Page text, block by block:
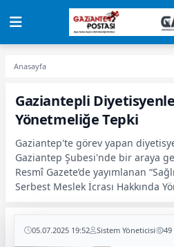
Anasayfa
Gaziantepli
Yönetmeliğe Tepki
Gaziantep'te görev yapan
Gaziantep Şubesi'nde bir araya
Resmî Gazete’de yayımlanan
Serbest Meslek İcrası Hakkında
05.07.2025 19:52 Sistem Yöneticisi